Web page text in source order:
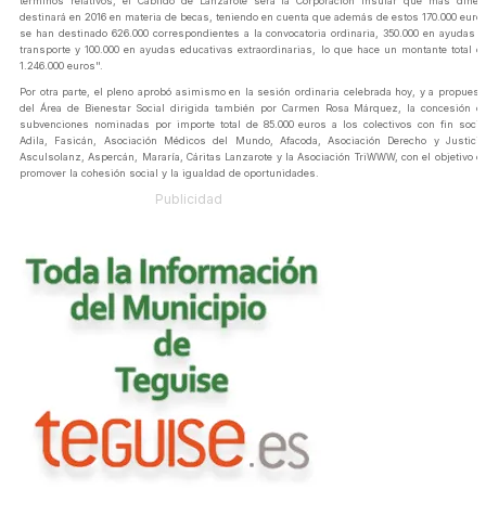
destinará en 2016 en materia de becas, teniendo en cuenta que además de estos 170.000
se han destinado 626.000 correspondientes a la convocatoria ordinaria, 350.000 en ayudas
transporte y 100.000 en ayudas educativas extraordinarias, lo que hace un montante total
1.246.000 euros".
Por otra parte, el pleno aprobó asimismo en la sesión ordinaria celebrada hoy, y a
del Área de Bienestar Social dirigida también por Carmen Rosa Márquez, la concesión
subvenciones nominadas por importe total de 85.000 euros a los colectivos con fin
Adila, Fasicán, Asociación Médicos del Mundo, Afacoda, Asociación Derecho y
Asculsolanz, Aspercán, Mararía, Cáritas Lanzarote y la Asociación TriWWW, con el objetivo
promover la cohesión social y la igualdad de oportunidades.
Publicidad